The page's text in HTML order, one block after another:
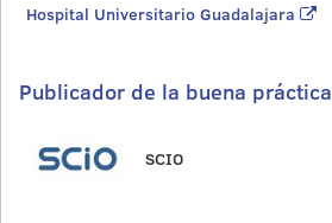
Hospital Universitario Guadalajara
Publicador de la buena práctica
SCIO